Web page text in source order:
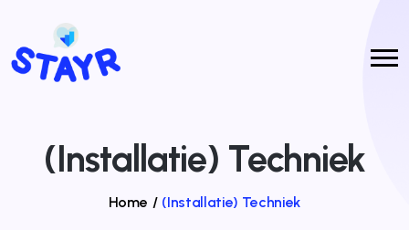
(Installatie) Techniek
Home / (Installatie) Techniek